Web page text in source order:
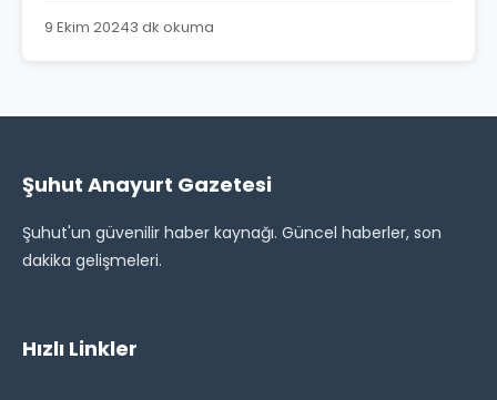
9 Ekim 20243 dk okuma
Şuhut Anayurt Gazetesi
Şuhut'un güvenilir haber kaynağı. Güncel haberler, son
dakika gelişmeleri.
Hızlı Linkler